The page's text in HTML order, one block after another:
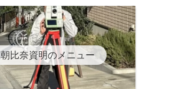
朝比奈資明のメニュー